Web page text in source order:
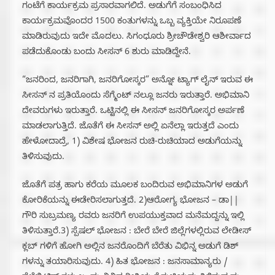
ಗಂಟೆಗೆ ಕಾರ್ಯಕ್ರಮ ಪ್ರಸಾರವಾಗಲಿದೆ. ಅಡುಗೆಗೆ ಸಂಬಂಧಿಸಿದ
ಕಾರ್ಯಕ್ರಮವೊಂದರ 1500 ಕಂತುಗಳನ್ನು ಒಬ್ಬ ವ್ಯಕ್ತಿಯೇ ನಿರೂಪಣೆ
ಮಾಡಿರುವುದು ಇದೇ ಮೊದಲು. ಸಿಗಂಧೂರು ಶ್ರೀಚೌಡೇಶ್ವರಿ ಆಶೀರ್ವಾದ
ಪಡೆದುಕೊಂಡು ಬಂದು ಸೀಸನ್ 6 ಶುರು ಮಾಡಿದ್ದೇನೆ.
“ಜನರಿಂದ, ಜನರಿಗಾಗಿ, ಜನರಿಗೋಸ್ಕರ” ಅನ್ನೋ ಟ್ಯಾಗ್ ಲೈನ್ ಇರುವ ಈ
ಸೀಸನ್ ನ ಪ್ರತಿಯೊಂದು ಸೆಗ್ಮೆಂಟ್ ನಲ್ಲೂ ಜನರು ಇರುತ್ತಾರೆ. ಅಭಿಮಾನಿ
ದೇವರುಗಳು ಇರುತ್ತಾರೆ. ಒಟ್ಟಿನಲ್ಲಿ ಈ ಸೀಸನ್ ಜನರಿಗೋಸ್ಕರ ಅರ್ಪಣೆ
ಮಾಡಲಾಗುತ್ತಿದೆ. ಜೊತೆಗೆ ಈ ಸೀಸನ್ ಅಲ್ಲಿ ಏನೆಲ್ಲಾ ಇರುತ್ತದೆ ಎಂದು
ಹೇಳೋದಾದ್ರೆ, 1) ವಿಶೇಷ ಭೋಜನ ರುಚಿ-ರುಚಿಯಾದ ಅಡುಗೆಯನ್ನು
ತಿಳಿಸುವುದು.
ಜೊತೆಗೆ ಪತ್ರ ಹಾಗು ಕರೆಯ ಮೂಲಕ ಬಂದಿರುವ ಅಭಿಮಾನಿಗಳ ಅಡುಗೆ
ಕೋರಿಕೆಯನ್ನು ಈಡೇರಿಸಲಾಗುತ್ತದೆ. 2)ಆರೋಗ್ಯ ಭೋಜನ – ಡಾ||
ಗೌರಿ ಸುಬ್ರಮಣ್ಯ ರವರು ಜನರಿಗೆ ಉಪಯುಕ್ತವಾದ ಮನೆಮದ್ದನ್ನು ಇಲ್ಲಿ
ತಿಳಿಸುತ್ತಾರೆ.3) ಸ್ಪೆಷಲ್ ಭೋಜನ : ಬೇರೆ ಬೇರೆ ಜಿಲ್ಲೆಗಳಲ್ಲಿರುವ ಲೇಡೀಸ್
ಕ್ಲಬ್ ಗಳಿಗೆ ಹೋಗಿ ಅಲ್ಲಿನ ಜನರೊಂದಿಗೆ ಬೆರೆತು ವಿಭಿನ್ನ ಅಡುಗೆ ಡಿಶ್
ಗಳನ್ನು ತಯಾರಿಸುವುದು. 4) ಹಿತ ಭೋಜನ : ಜನಸಾಮಾನ್ಯರು /